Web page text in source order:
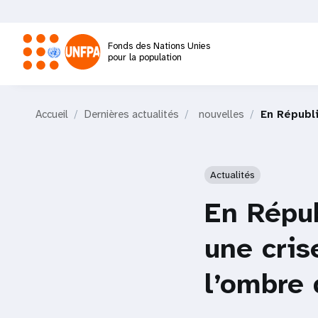
contenu
principal
Fonds des Nations Unies
pour la population
Accueil Dernières actualités nouvelles En
Actualités
En
une
l’ombre